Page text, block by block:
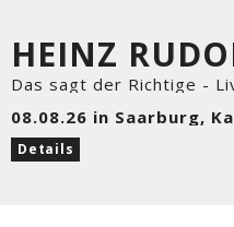
HEINZ
Das sagt der Richtige -
08.08.26 in Saarburg,
Details